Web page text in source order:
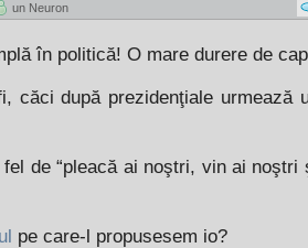
un Neuron
în politică! O mare durere de
căci după prezidenţiale urmează
de “pleacă ai noştri, vin ai noştri
pe care-l propusesem io?